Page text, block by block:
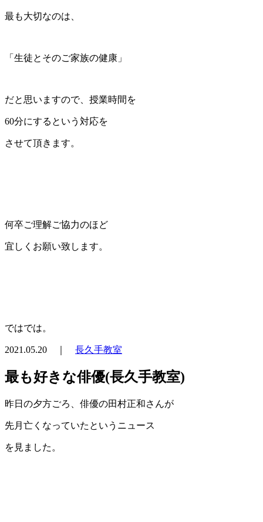
最も大切なのは、
「生徒とそのご家族の健康」
だと思いますので、授業時間を
60分にするという対応を
させて頂きます。
何卒ご理解ご協力のほど
宜しくお願い致します。
ではでは。
2021.05.20 ｜ 長久手教室
最も好きな俳優(長久手教室)
昨日の夕方ごろ、俳優の田村正和さんが
先月亡くなっていたというニュース
を見ました。